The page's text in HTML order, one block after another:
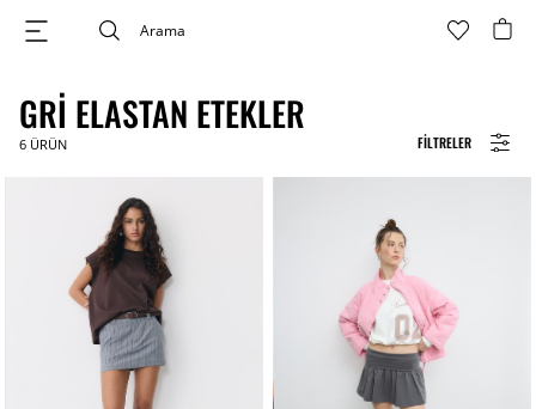
FILTRELER
GRI ELASTAN ETEKLER
6 ÜRÜN